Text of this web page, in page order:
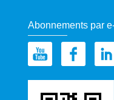
Abonnements par